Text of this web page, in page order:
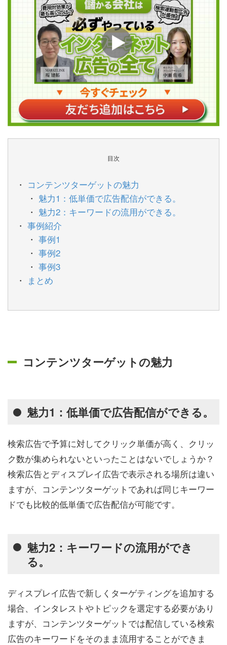
目次
コンテンツターゲットの魅力
魅力1：低単価で広告配信ができる。
魅力2：キーワードの流用ができる。
事例紹介
事例1
事例2
事例3
まとめ
コンテンツターゲットの魅力
魅力1：低単価で広告配信ができる。
検索広告で予算に対してクリック単価が高く、クリッ
ク数が集められないといったことはないでしょうか？
検索広告とディスプレイ広告で表示される場所は違い
ますが、コンテンツターゲットであれば同じキーワー
ドでも比較的低単価で広告配信が可能です。
魅力2：キーワードの流用ができ
る。
ディスプレイ広告で新しくターゲティングを追加する
場合、インタレストやトピックを選定する必要があり
ますが、コンテンツターゲットでは配信している検索
広告のキーワードをそのまま流用することができま